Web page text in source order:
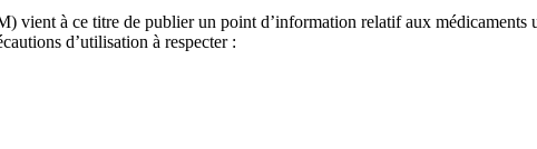
vient à ce titre de publier un point d’information relatif aux médicaments
d’utilisation à respecter :